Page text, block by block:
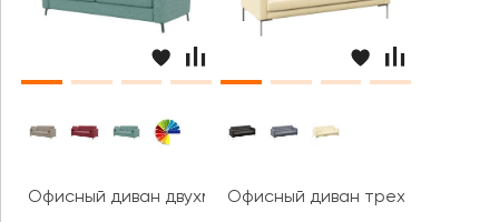
Офисный диван двухместный Браско / Brasco
Офисный диван трехместный